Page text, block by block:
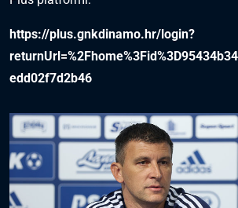
https://plus.gnkdinamo.hr/login?
edd02f7d2b46